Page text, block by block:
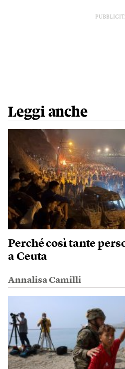
Leggi anche
Perché così tante
a Ceuta
Annalisa Camilli